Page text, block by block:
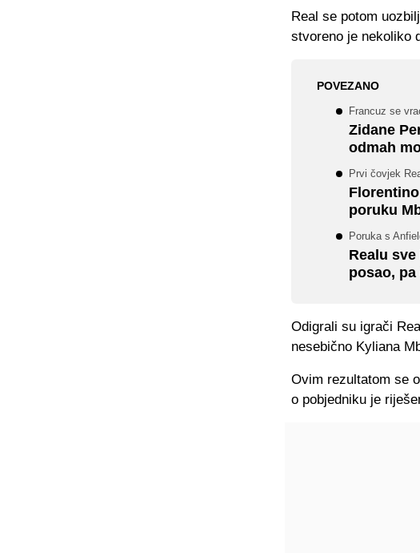
Real se potom
stvoreno je nekoliko
POVEZANO
Francuz se
Zidane
odmah
Prvi čovjek
poruku
Poruka s
Realu
posao,
Odigrali su igrači
nesebično Kyliana
Ovim rezultatom se
o pobjedniku je